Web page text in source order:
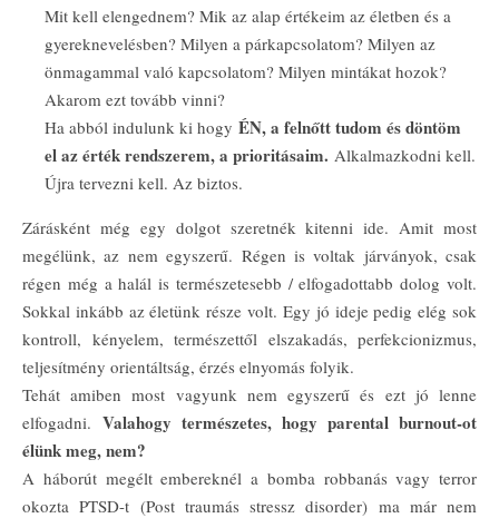
Mit kell elengednem? Mik az alap értékeim az életben és a
gyereknevelésben? Milyen a párkapcsolatom? Milyen az
önmagammal való kapcsolatom? Milyen mintákat hozok?
Akarom ezt tovább vinni?
Ha abból indulunk ki hogy ÉN, a felnőtt tudom és döntöm
el az érték rendszerem, a prioritásaim. Alkalmazkodni kell.
Újra tervezni kell. Az biztos.
Zárásként még egy dolgot szeretnék kitenni ide. Amit most
megélünk, az nem egyszerű. Régen is voltak járványok, csak
régen még a halál is természetesebb / elfogadottabb dolog volt.
Sokkal inkább az életünk része volt. Egy jó ideje pedig elég sok
kontroll, kényelem, természettől elszakadás, perfekcionizmus,
teljesítmény orientáltság, érzés elnyomás folyik.
Tehát amiben most vagyunk nem egyszerű és ezt jó lenne
elfogadni. Valahogy természetes, hogy parental burnout-ot
élünk meg, nem?
A háborút megélt embereknél a bomba robbanás vagy terror
okozta PTSD-t (Post traumás stressz disorder) ma már nem